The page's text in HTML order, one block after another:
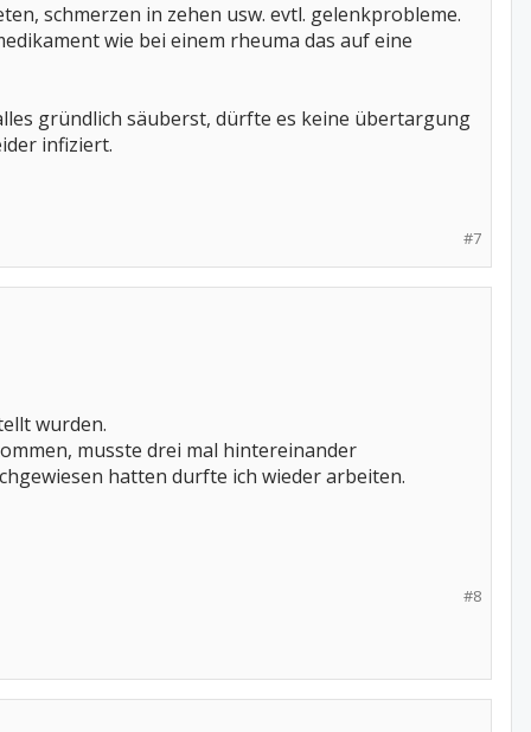
schmerzen in zehen usw. evtl. gelenkprobleme.
wie bei einem rheuma das auf eine
gründlich säuberst, dürfte es keine übertargung
infiziert.
#7
wurden.
musste drei mal hintereinander
hatten durfte ich wieder arbeiten.
#8